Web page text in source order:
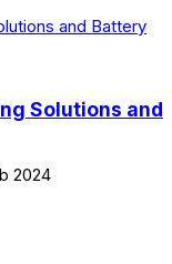
Solutions and
2024